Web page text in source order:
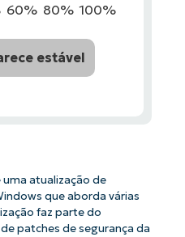
60% 80% 100%
estável
atualização de
que aborda várias
faz parte do
patches de segurança da